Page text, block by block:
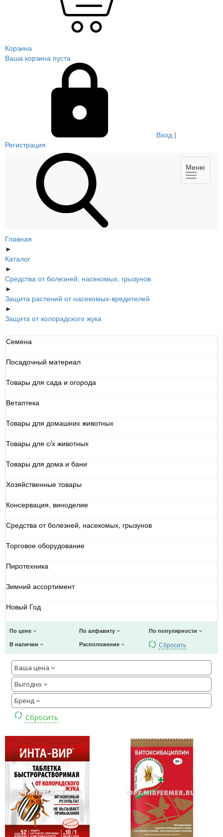
Корзина
Ваша корзина пуста
Вход |
Регистрация
Меню
Главная
►
Каталог
►
Средства от болезней, насекомых, грызунов
►
Защита растений от насекомых-вредителей
►
Защита от колорадского жука
Семена
Посадочный материал
Товары для сада и огорода
Ветаптека
Товары для домашних животных
Товары для с/х животных
Товары для дома и бани
Хозяйственные товары
Консервация, виноделие
Средства от болезней, насекомых, грызунов
Торговое оборудование
Пиротехника
Зимний ассортимент
Новый Год
По цене По алфавиту
По популярности
В наличии
Расположение Сбросить
Ваша цена
Выгодно
Бренд